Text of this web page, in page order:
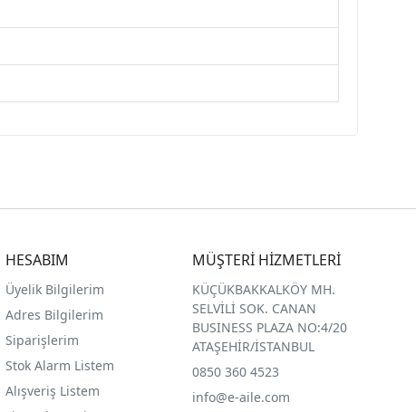
HESABIM
Üyelik Bilgilerim
Adres Bilgilerim
Siparişlerim
Stok Alarm Listem
Alışveriş Listem
MÜŞTERİ HİZMETLERİ
KÜÇÜKBAKKALKÖY MH.
SELVİLİ SOK. CANAN
BUSINESS PLAZA NO:4/20
ATAŞEHİR/İSTANBUL
0850 360 4523
info@e-aile.com